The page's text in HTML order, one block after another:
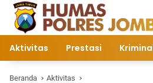
Langsung
konten
Aktivitas Prestasi
Beranda Aktivitas